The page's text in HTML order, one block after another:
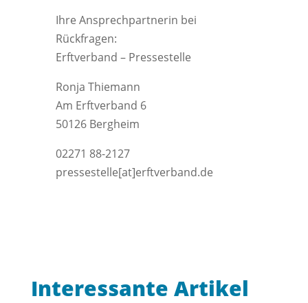
Ihre Ansprechpartnerin bei
Rückfragen:
Erftverband – Pressestelle
Ronja Thiemann
Am Erftverband 6
50126 Bergheim
02271 88-2127
pressestelle[at]erftverband.de
Interessante Artikel